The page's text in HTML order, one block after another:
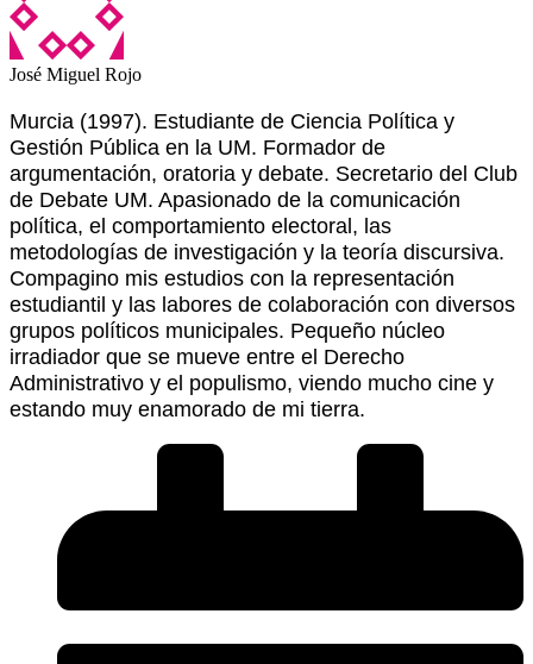
José Miguel Rojo
Murcia (1997). Estudiante de Ciencia Política y
Gestión Pública en la UM. Formador de
argumentación, oratoria y debate. Secretario del Club
de Debate UM. Apasionado de la comunicación
política, el comportamiento electoral, las
metodologías de investigación y la teoría discursiva.
Compagino mis estudios con la representación
estudiantil y las labores de colaboración con diversos
grupos políticos municipales. Pequeño núcleo
irradiador que se mueve entre el Derecho
Administrativo y el populismo, viendo mucho cine y
estando muy enamorado de mi tierra.